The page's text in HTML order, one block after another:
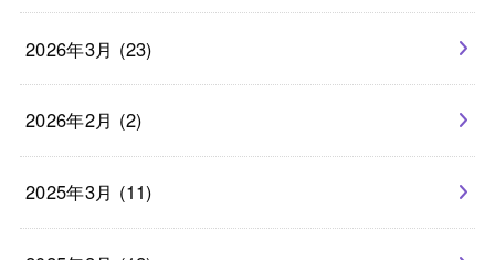
2026年3月 (23)
2026年2月 (2)
2025年3月 (11)